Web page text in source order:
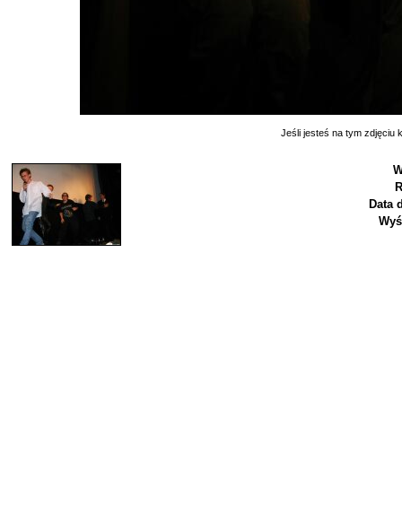
Jeśli jesteś na tym zdjęciu
Data